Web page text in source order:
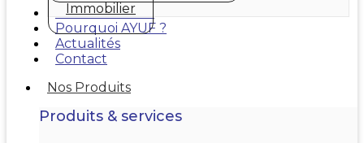
Immobilier
Nos réalisations
Pourquoi AYUF ?
Actualités
Contact
Nos Produits
Produits & services